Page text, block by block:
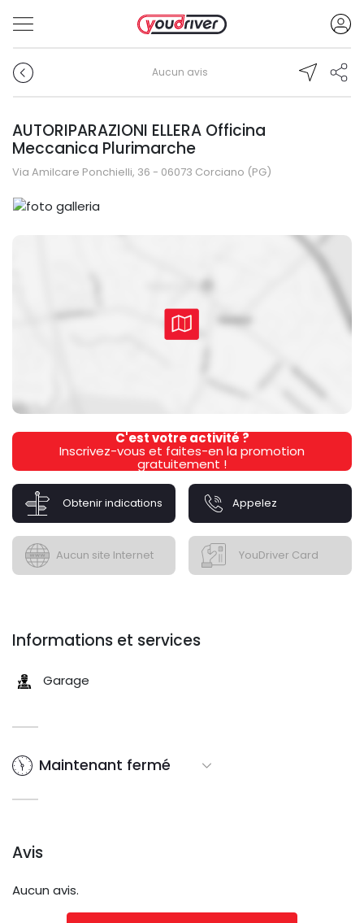
Aucun avis
AUTORIPARAZIONI ELLERA Officina
Meccanica Plurimarche
Via Amilcare Ponchielli, 36 - 06073 Corciano (PG)
C'est votre activité ?
Inscrivez-vous et faites-en la promotion
gratuitement !
Obtenir indications Appelez
Aucun site Internet YouDriver Card
Informations et services
Garage
Maintenant fermé
Avis
Aucun avis.